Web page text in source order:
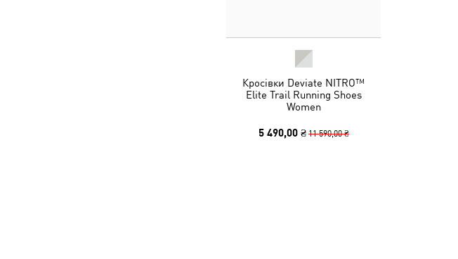
Кросівки Deviate NITRO™
Elite Trail Running Shoes
Women
5 490,00 ₴ 11 590,00 ₴